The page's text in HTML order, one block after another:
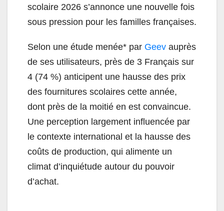
scolaire 2026 s’annonce une nouvelle fois
sous pression pour les familles françaises.
Selon une étude menée* par Geev auprès
de ses utilisateurs, près de 3 Français sur
4 (74 %) anticipent une hausse des prix
des fournitures scolaires cette année,
dont près de la moitié en est convaincue.
Une perception largement influencée par
le contexte international et la hausse des
coûts de production, qui alimente un
climat d’inquiétude autour du pouvoir
d’achat.